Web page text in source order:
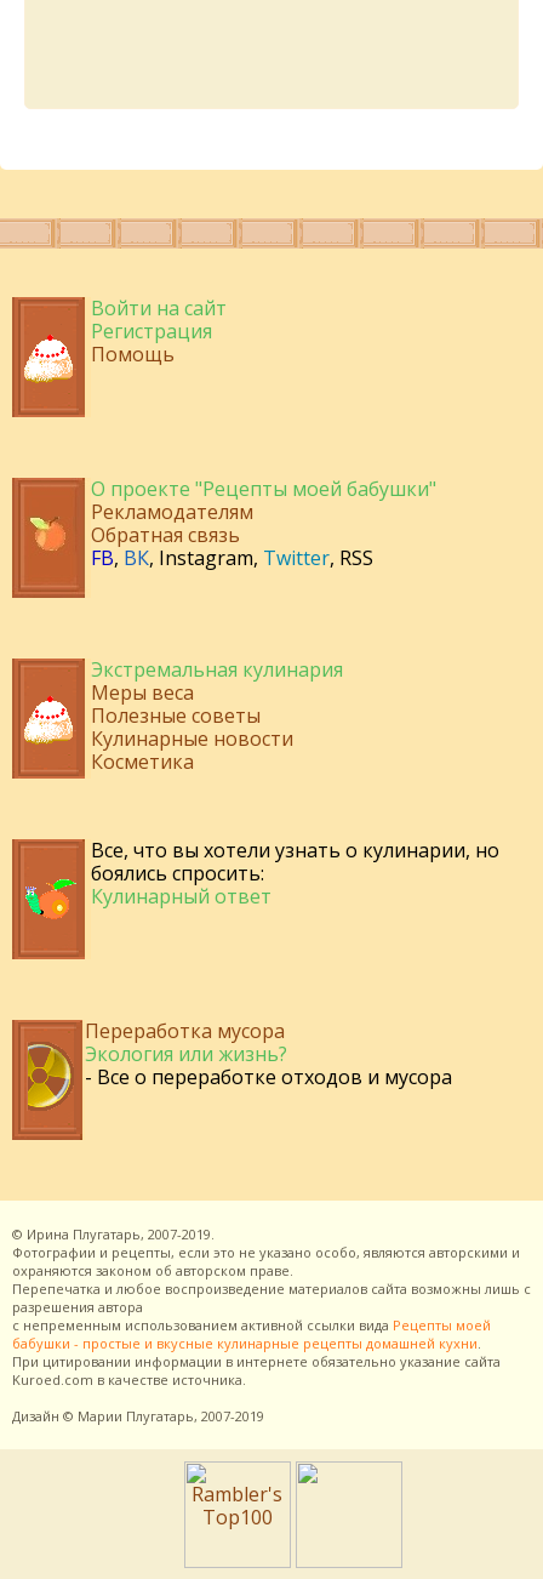
Войти на сайт
Регистрация
Помощь
О проекте "Рецепты моей бабушки"
Рекламодателям
Обратная связь
FB, ВК, Instagram, Twitter, RSS
Экстремальная кулинария
Меры веса
Полезные советы
Кулинарные новости
Косметика
Все, что вы хотели узнать о кулинарии, но
боялись спросить:
Кулинарный ответ
Переработка мусора
Экология или жизнь?
- Все о переработке отходов и мусора
© Ирина Плугатарь, 2007-2019.
Фотографии и рецепты, если это не указано особо, являются авторскими и
охраняются законом об авторском праве.
Перепечатка и любое воспроизведение материалов сайта возможны лишь с
разрешения автора
с непременным использованием активной ссылки вида Рецепты моей
бабушки - простые и вкусные кулинарные рецепты домашней кухни
При цитировании информации в интернете обязательно указание сайта
Kuroed.com в качестве источника.
Дизайн © Марии Плугатарь, 2007-2019